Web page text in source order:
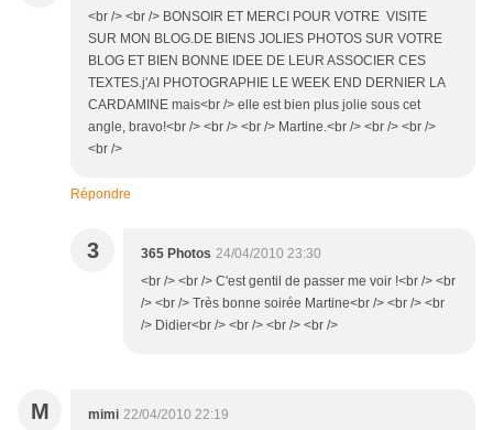
<br /> <br /> BONSOIR ET MERCI POUR VOTRE VISITE
SUR MON BLOG.DE BIENS JOLIES PHOTOS SUR VOTRE
BLOG ET BIEN BONNE IDEE DE LEUR ASSOCIER CES
TEXTES.j'AI PHOTOGRAPHIE LE WEEK END DERNIER LA
CARDAMINE mais<br /> elle est bien plus jolie sous cet
angle, bravo!<br /> <br /> <br /> Martine.<br /> <br /> <br />
<br />
Répondre
3 365 Photos 24/04/2010 23:30
<br /> <br /> C'est gentil de passer me voir !<br /> <br
/> <br /> Très bonne soirée Martine<br /> <br /> <br
/> Didier<br /> <br /> <br /> <br />
M mimi 22/04/2010 22:19